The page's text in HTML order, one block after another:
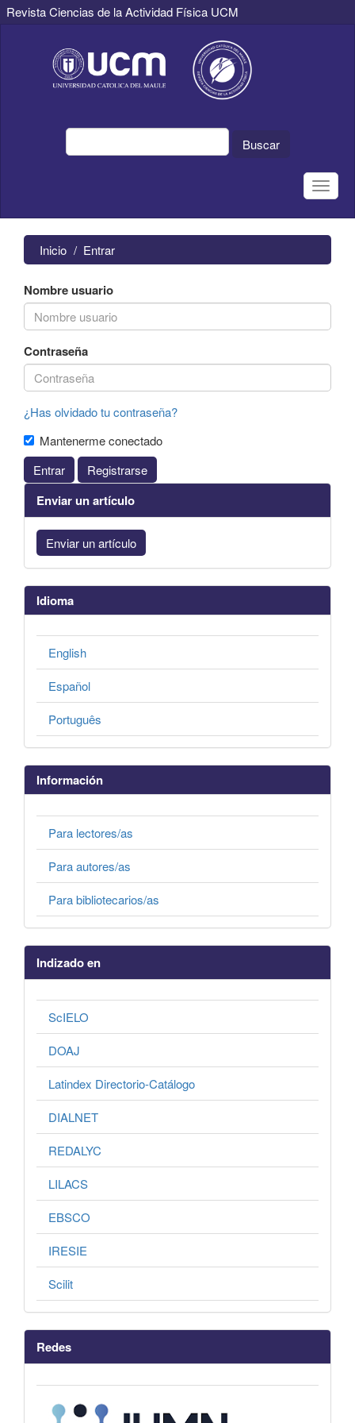
Revista Ciencias de la Actividad Física UCM
principal
Contenido
principal
Buscar
Toggle
Inicio Entrar
Nombre usuario
Contraseña
¿Has olvidado tu contraseña?
Mantenerme conectado
Entrar
Registrarse
Enviar un artículo
Enviar un artículo
Idioma
English
Español
Português
Información
Para lectores/as
Para autores/as
Para bibliotecarios/as
Indizado en
ScIELO
DOAJ
Latindex Directorio-Catálogo
DIALNET
REDALYC
LILACS
EBSCO
IRESIE
Scilit
Redes